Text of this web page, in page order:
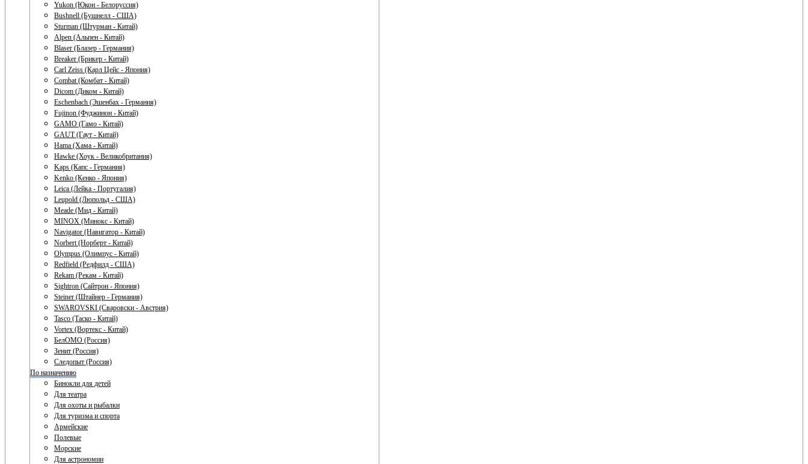
Yukon (Юкон - Белоруссия)
Bushnell (Бушнелл - США)
Sturman (Штурман - Китай)
Alpen (Альпен - Китай)
Blaser (Блазер - Германия)
Breaker (Брикер - Китай)
Carl Zeiss (Карл Цейс - Япония)
Combat (Комбат - Китай)
Dicom (Диком - Китай)
Eschenbach (Эшенбах - Германия)
Fujinon (Фуджинон - Китай)
GAMO (Гамо - Китай)
GAUT (Гаут - Китай)
Hama (Хама - Китай)
Hawke (Хоук - Великобритания)
Kaps (Капс - Германия)
Kenko (Кенко - Япония)
Leica (Лейка - Португалия)
Leupold (Люпольд - США)
Meade (Мид - Китай)
MINOX (Минокс - Китай)
Navigator (Навигатор - Китай)
Norbert (Норберт - Китай)
Olympus (Олимпус - Китай)
Redfield (Редфилд - США)
Rekam (Рекам - Китай)
Sightron (Сайтрон - Япония)
Steiner (Штайнер - Германия)
SWAROVSKI (Сваровски - Австрия)
Tasco (Таско - Китай)
Vortex (Вортекс - Китай)
БелОМО (Россия)
Зенит (Россия)
Следопыт (Россия)
По назначению
Бинокли для детей
Для театра
Для охоты и рыбалки
Для туризма и спорта
Армейские
Полевые
Морские
Для астрономии